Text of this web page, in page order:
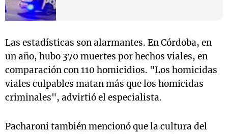
Las estadísticas son alarmantes. En Córdoba, en
un año, hubo 370 muertes por hechos viales, en
comparación con 110 homicidios. "Los homicidas
viales culpables matan más que los homicidas
criminales", advirtió el especialista.
Pacharoni también mencionó que la cultura del